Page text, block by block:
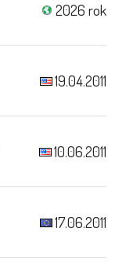
2026 rok
19.04.2011
10.06.2011
17.06.2011